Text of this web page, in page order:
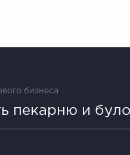
бизнеса
пекарню и